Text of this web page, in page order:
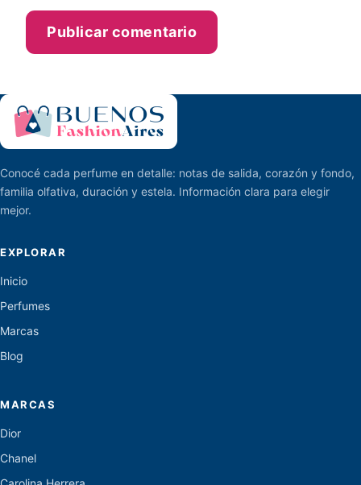
Conocé cada perfume en detalle: notas de salida, corazón y fondo,
familia olfativa, duración y estela. Información clara para elegir
mejor.
EXPLORAR
Inicio
Perfumes
Marcas
Blog
MARCAS
Dior
Chanel